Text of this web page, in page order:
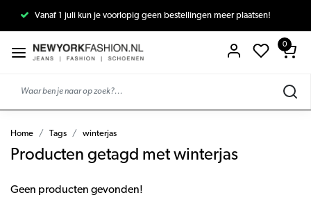
Vanaf 1 juli kun je voorlopig geen bestellingen meer plaatsen!
0
Home Tags winterjas
Producten getagd met winterjas
Geen producten gevonden!